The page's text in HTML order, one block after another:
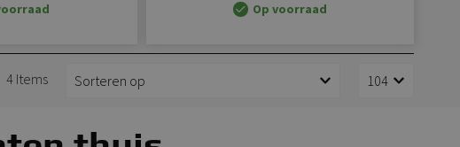
Op voorraad
4 Items